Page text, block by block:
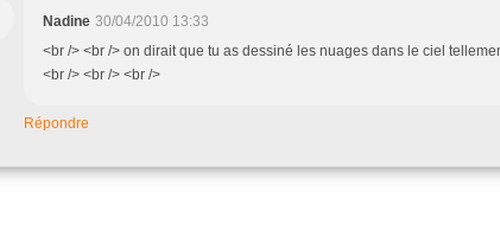
Nadine 30/04/2010 13:33
<br /> <br /> on dirait que tu as dessiné les nuages dans le ciel
<br /> <br /> <br />
Répondre